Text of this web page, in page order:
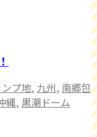
プ地, 九州, 南郷包
縄, 黒潮ドーム